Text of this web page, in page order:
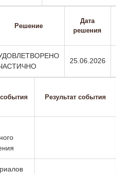
Решение
Дата
решения
25.06.2026
Результат события